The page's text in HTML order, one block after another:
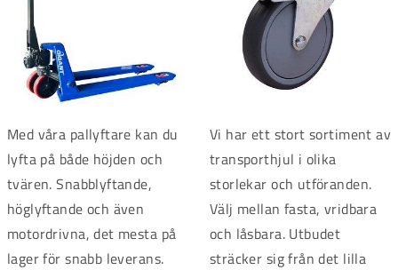
Med våra pallyftare kan du
lyfta på både höjden och
tvären. Snabb­lyftande,
höglyftande och även
motordrivna, det mesta på
lager för snabb leverans.
Vi har ett stort sortiment av
transporthjul i olika
storlekar och utföranden.
Välj mellan fasta, vridbara
och låsbara. Utbudet
sträcker sig från det lilla